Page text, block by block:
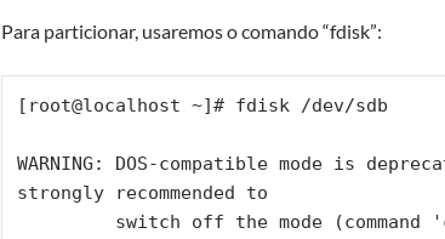
Para particionar, usaremos o comando “fdisk”:
[root@localhost ~]# fdisk /dev/sdb
WARNING: DOS-compatible mode is
strongly recommended to
switch off the mode (command